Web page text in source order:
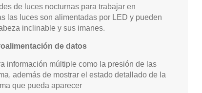
de luces nocturnas para trabajar en
las luces son alimentadas por LED y pueden
inclinable y sus imanes.
de datos
información múltiple como la presión de las
además de mostrar el estado detallado de la
que pueda aparecer